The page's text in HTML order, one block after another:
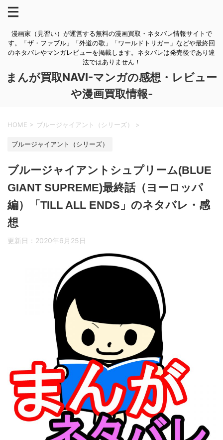
漫画家（見習い）が運営する無料の漫画買取・ネタバレ情報サイトで
す。「ザ・ファブル」「外道の歌」「ワールドトリガー」などや最終回
のネタバレやマンガレビューを掲載します。ネタバレは発売後であり違
法ではありません！
まんが買取NAVI-マンガの感想・レビュー
や漫画買取情報-
HOME > ブルージャイアント（シリーズ） >
ブルージャイアント（シリーズ）
ブルージャイアントシュプリーム(BLUE
GIANT SUPREME)最終話（ヨーロッパ
編）「TILL ALL ENDS」のネタバレ・感
想
更新日： 2020年6月25日